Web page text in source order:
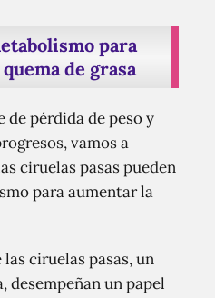
para
de grasa
de pérdida de peso y
vamos a
ciruelas pasas pueden
para aumentar la
ciruelas pasas, un
desempeñan un papel